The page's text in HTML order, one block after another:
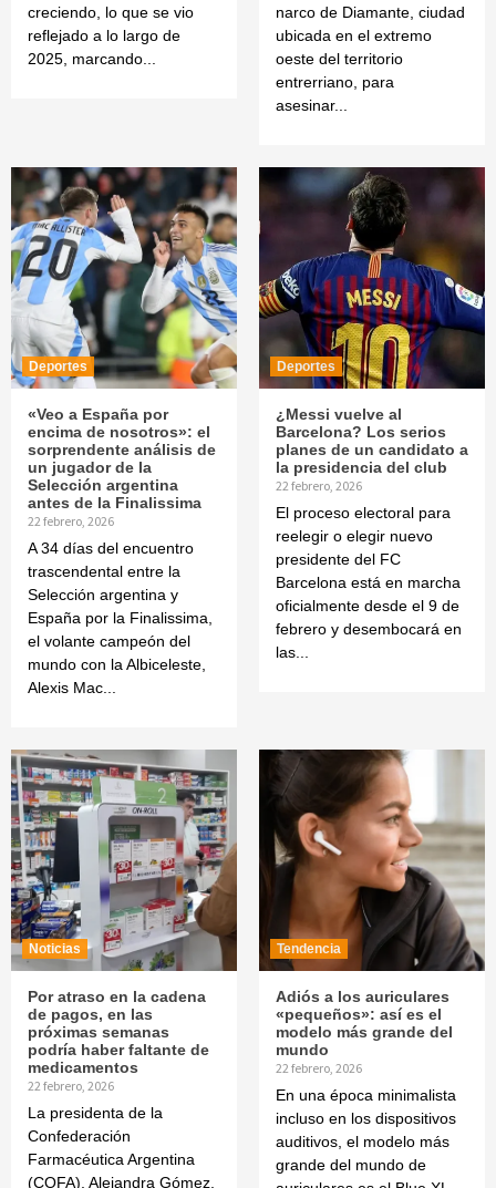
creciendo, lo que se vio
reflejado a lo largo de
2025, marcando...
narco de Diamante, ciudad
ubicada en el extremo
oeste del territorio
entrerriano, para
asesinar...
Deportes
«Veo a España por
encima de nosotros»: el
sorprendente análisis de
un jugador de la
Selección argentina
antes de la Finalissima
22 febrero, 2026
A 34 días del encuentro
trascendental entre la
Selección argentina y
España por la Finalissima,
el volante campeón del
mundo con la Albiceleste,
Alexis Mac...
Deportes
¿Messi vuelve al
Barcelona? Los serios
planes de un candidato a
la presidencia del club
22 febrero, 2026
El proceso electoral para
reelegir o elegir nuevo
presidente del FC
Barcelona está en marcha
oficialmente desde el 9 de
febrero y desembocará en
las...
Noticias
Por atraso en la cadena
de pagos, en las
próximas semanas
podría haber faltante de
medicamentos
22 febrero, 2026
La presidenta de la
Confederación
Farmacéutica Argentina
(COFA), Alejandra Gómez,
Tendencia
Adiós a los auriculares
«pequeños»: así es el
modelo más grande del
mundo
22 febrero, 2026
En una época minimalista
incluso en los dispositivos
auditivos, el modelo más
grande del mundo de